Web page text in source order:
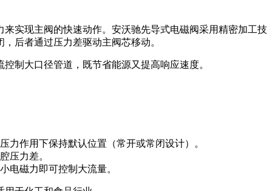
实现主阀的快速动作。安沃驰先导式电磁阀采用精密加工技
后者通过压力差驱动主阀芯移动。
制大口径管道，既节省能源又提高响应速度。
作用下保持默认位置（常开或常闭设计）。
压力差。
电磁力即可控制大流量。